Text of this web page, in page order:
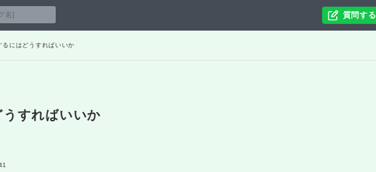
質問する
にはどうすればいいか
すればいいか